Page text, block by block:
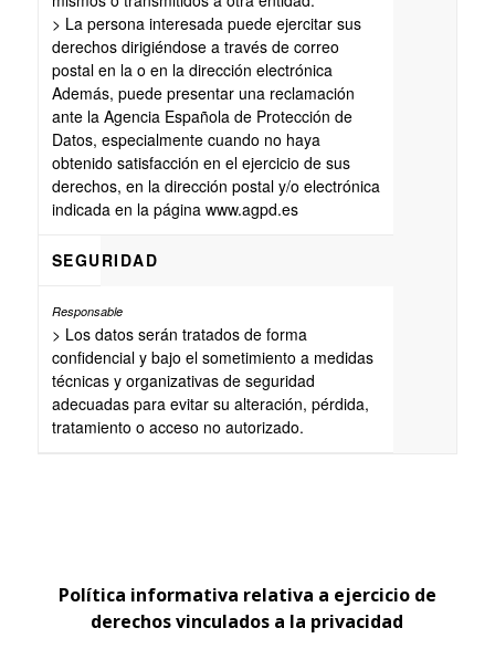
> La persona interesada puede ejercitar sus
derechos dirigiéndose a través de correo
postal en la o en la dirección electrónica
Además, puede presentar una reclamación
ante la Agencia Española de Protección de
Datos, especialmente cuando no haya
obtenido satisfacción en el ejercicio de sus
derechos, en la dirección postal y/o electrónica
indicada en la página www.agpd.es
SEGURIDAD
> Los datos serán tratados de forma
confidencial y bajo el sometimiento a medidas
técnicas y organizativas de seguridad
adecuadas para evitar su alteración, pérdida,
tratamiento o acceso no autorizado.
Política informativa relativa a ejercicio de
derechos vinculados a la privacidad